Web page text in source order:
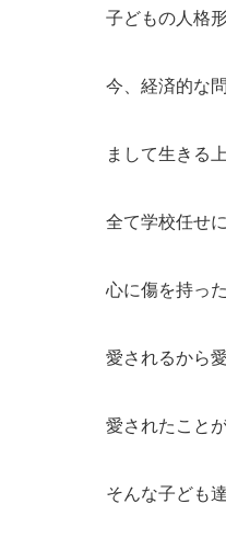
子どもの人格
今、経済的な
まして生きる
全て学校任せ
心に傷を持っ
愛されるから
愛されたこと
そんな子ども